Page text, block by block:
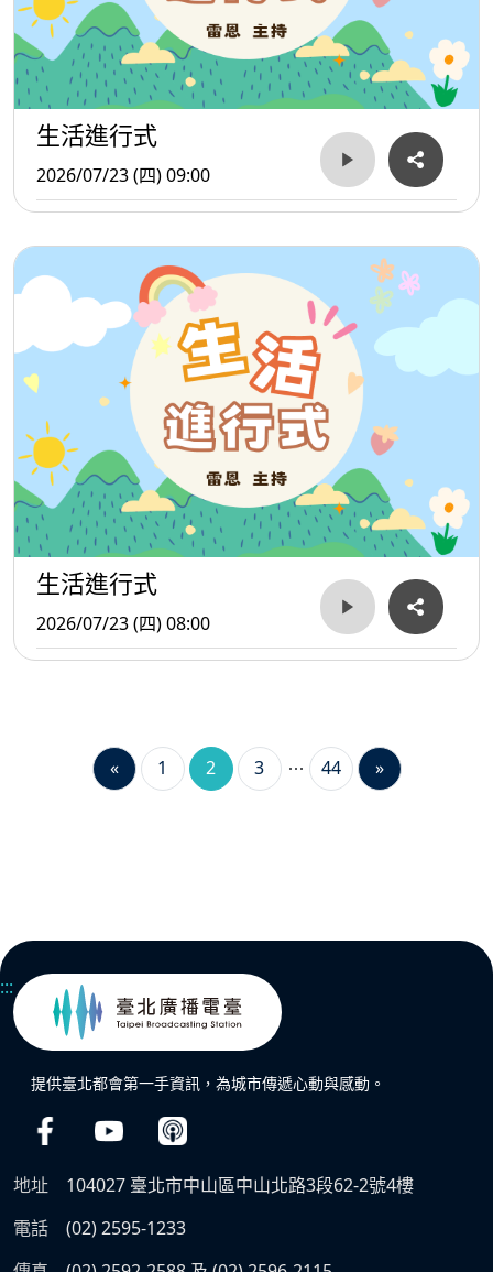
生活進行式
2026/07/23 (四) 09:00
生活進行式
2026/07/23 (四) 08:00
« 1 2 3 44 »
:::
提供臺北都會第一手資訊，為城市傳遞心動與感動。
地址
104027 臺北市中山區中山北路3段62-2號4樓
電話
(02) 2595-1233